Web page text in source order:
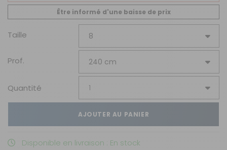
Être informé d'une baisse de prix
Taille
Prof.
Quantité
AJOUTER AU PANIER
Disponible en livraison : En stock